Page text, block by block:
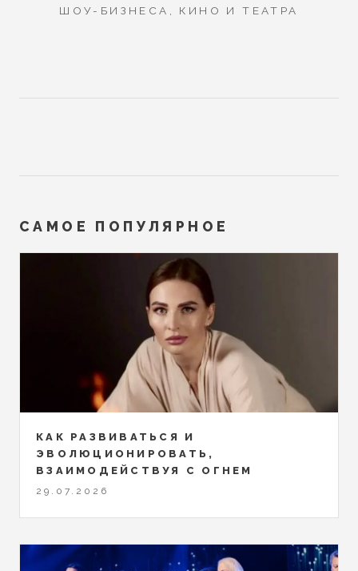
ШОУ-БИЗНЕСА, КИНО И ТЕАТРА
САМОЕ ПОПУЛЯРНОЕ
КАК РАЗВИВАТЬСЯ И
ЭВОЛЮЦИОНИРОВАТЬ,
ВЗАИМОДЕЙСТВУЯ С ОГНЕМ
29.07.2026